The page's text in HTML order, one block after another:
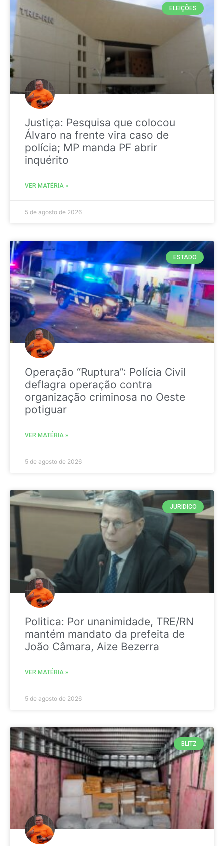
ELEIÇÕES
Justiça: Pesquisa que colocou
Álvaro na frente vira caso de
polícia; MP manda PF abrir
inquérito
VER MATÉRIA »
5 de agosto de 2026
ESTADO
Operação “Ruptura”: Polícia Civil
deflagra operação contra
organização criminosa no Oeste
potiguar
VER MATÉRIA »
5 de agosto de 2026
JURIDICO
Politica: Por unanimidade, TRE/RN
mantém mandato da prefeita de
João Câmara, Aize Bezerra
VER MATÉRIA »
5 de agosto de 2026
BLITZ